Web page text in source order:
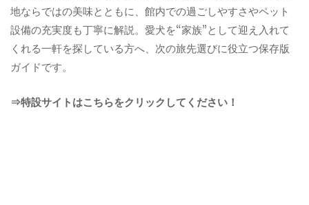
地ならではの美味とともに、館内での過ごしやすさやペット
設備の充実度も丁寧に解説。愛犬を“家族”として迎え入れて
くれる一軒を探している方へ、次の旅先選びに役立つ保存版
ガイドです。
⇒特設サイトはこちらをクリックしてください！